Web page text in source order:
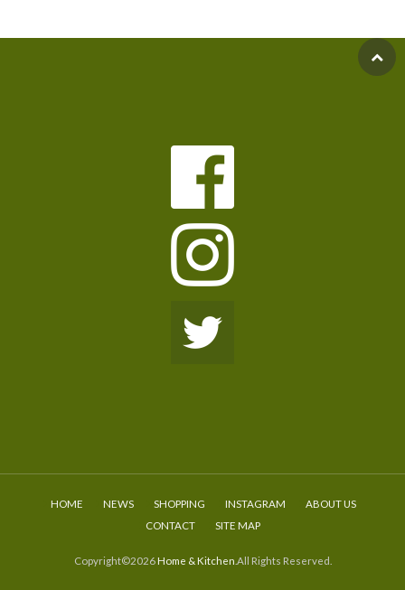
HOME NEWS SHOPPING INSTAGRAM
ABOUT US
CONTACT
SITE MAP
Copyright©2026Home & Kitchen .All Rights Reserved.